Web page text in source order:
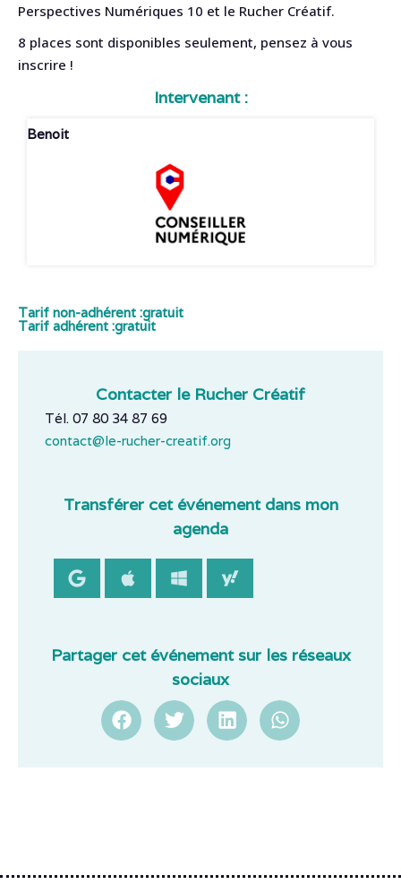
Perspectives Numériques 10 et le Rucher Créatif.
8 places sont disponibles seulement, pensez à vous
inscrire !
Intervenant :
Benoit
Tarif non-adhérent :gratuit
Tarif adhérent :gratuit
Contacter le Rucher Créatif
Tél. 07 80 34 87 69
contact@le-rucher-creatif.org
Transférer cet événement dans mon
agenda
Partager cet événement sur les réseaux
sociaux